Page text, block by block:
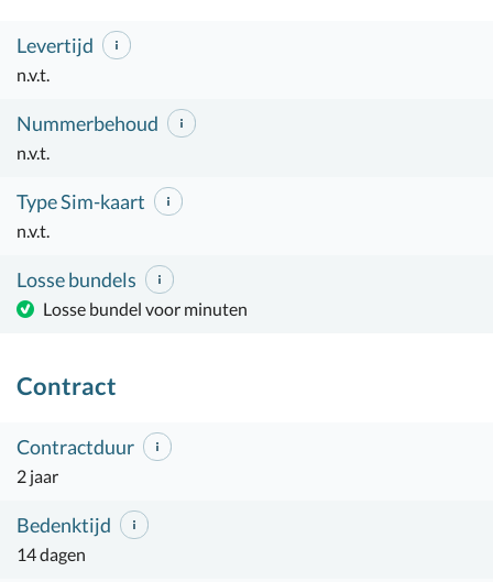
Levertijd
n.v.t.
Nummerbehoud
n.v.t.
Type Sim-kaart
n.v.t.
Losse bundels
Losse bundel voor minuten
Contract
Contractduur
2 jaar
Bedenktijd
14 dagen